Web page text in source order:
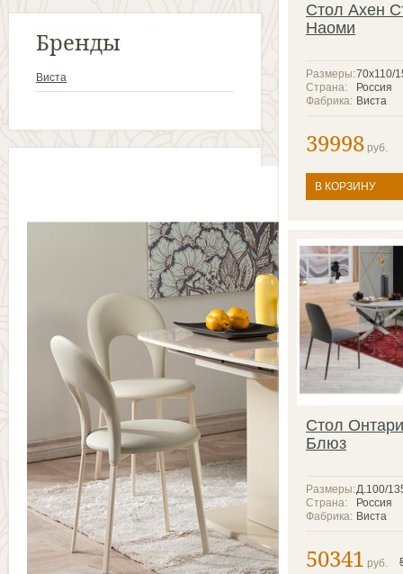
Бренды
Виста
Стол Ахен
Наоми
70х110/
Размеры:
Россия
Страна:
Виста
Фабрика:
39998 руб.
В КОРЗИНУ
Стол
Блюз
Д.100/
Размеры:
Россия
Страна:
Виста
Фабрика:
50341 руб.